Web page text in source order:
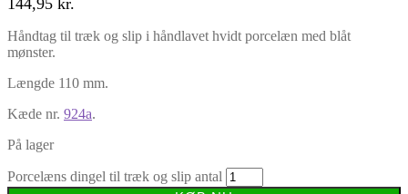
144,95 kr.
Håndtag til træk og slip i håndlavet hvidt porcelæn med blåt
mønster.
Længde 110 mm.
Kæde nr. 924a.
På lager
Porcelæns dingel til træk og slip antal